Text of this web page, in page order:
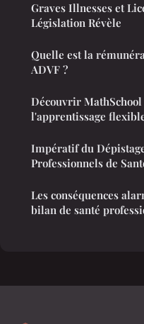
Graves Illnesses et
Législation Révèle
Quelle est la
ADVF ?
Découvrir
l'apprentissage
Impératif du
Professionnels de
Les conséquences
bilan de santé